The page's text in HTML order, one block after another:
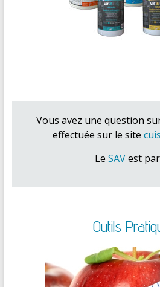
Vous avez une question
effectuée sur le site
Le SAVest par
Outils